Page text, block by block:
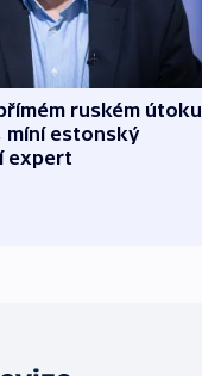
ruském útoku
míní estonský
expert